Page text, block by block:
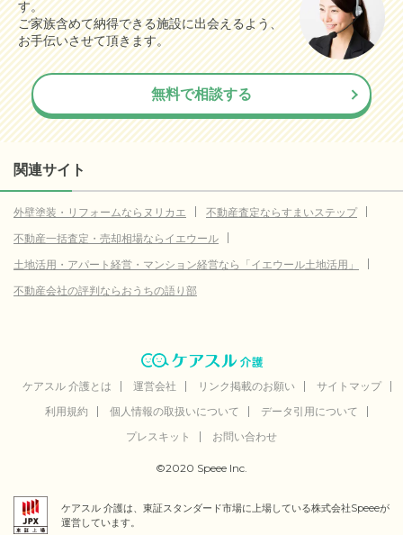
す。
ご家族含めて納得できる施設に出会えるよう、
お手伝いさせて頂きます。
無料で相談する
関連サイト
外壁塗装・リフォームならヌリカエ
不動産査定ならすまいステップ
不動産一括査定・売却相場ならイエウール
土地活用・アパート経営・マンション経営なら「イエウール土地活用」
不動産会社の評判ならおうちの語り部
ケアスル 介護とは 運営会社 リンク掲載のお願い
サイトマップ
利用規約
個人情報の取扱いについて
データ引用について
プレスキット
お問い合わせ
©2020 Speee Inc.
ケアスル 介護は、東証スタンダード市場に上場している株式会社Speeeが
運営しています。